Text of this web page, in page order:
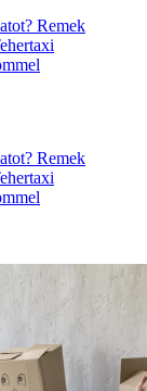
Remek
Remek